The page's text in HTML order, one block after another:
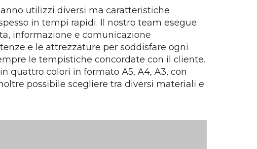
utilizzi diversi ma caratteristiche
in tempi rapidi. Il nostro team esegue
informazione e comunicazione
e le attrezzature per soddisfare ogni
le tempistiche concordate con il cliente.
quattro colori in formato A5, A4, A3, con
possibile scegliere tra diversi materiali e